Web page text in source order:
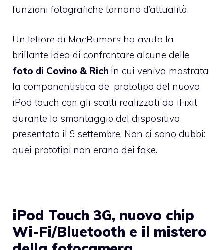
funzioni fotografiche tornano d’attualità.
Un lettore di MacRumors ha avuto la
brillante idea di confrontare alcune delle
foto di Covino & Rich in cui veniva mostrata
la componentistica del prototipo del nuovo
iPod touch con gli scatti realizzati da iFixit
durante lo smontaggio del dispositivo
presentato il 9 settembre. Non ci sono dubbi:
quei prototipi non erano dei fake.
iPod Touch 3G, nuovo chip
Wi-Fi/Bluetooth e il mistero